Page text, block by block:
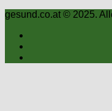
gesund.co.at © 2025.